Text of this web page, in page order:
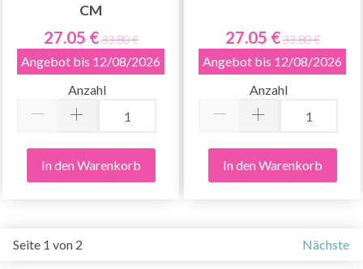
CM
27.05 €33.80 €
Angebot bis 12/08/2026
Anzahl
In den Warenkorb
27.05 €33.80 €
Angebot bis 12/08/2026
Anzahl
In den Warenkorb
Seite 1 von 2 Nächste